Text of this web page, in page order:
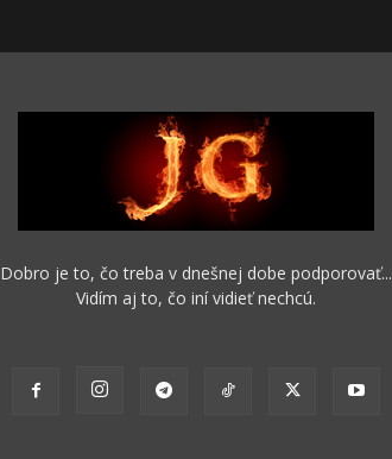
Dobro je to, čo treba v dnešnej dobe podporovať...
Vidím aj to, čo iní vidieť nechcú.